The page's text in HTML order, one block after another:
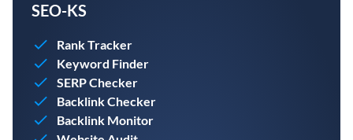
SEO-KS
Rank Tracker
Keyword Finder
SERP Checker
Backlink Checker
Backlink Monitor